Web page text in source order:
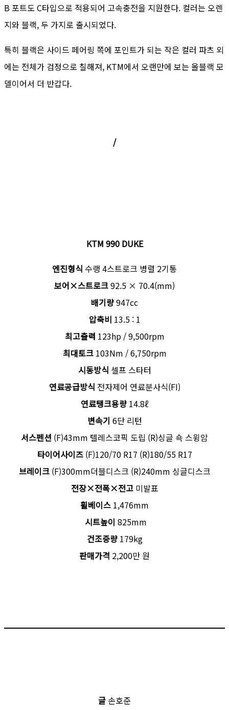
B 포트도 C타입으로 적용되어 고속충전을 지원한다. 컬러는 오렌
지와 블랙, 두 가지로 출시되었다.
특히 블랙은 사이드 페어링 쪽에 포인트가 되는 작은 컬러 파츠 외
에는 전체가 검정으로 칠해져, KTM에서 오랜만에 보는 올블랙 모
델이어서 더 반갑다.
/
KTM 990 DUKE
엔진형식 수랭 4스트로크 병렬 2기통
보어×스트로크92.5 × 70.4(mm)
배기량947cc
압축비 13.5 : 1
최고출력 123hp / 9,500rpm
최대토크 103Nm / 6,750rpm
시동방식 셀프 스타터
연료공급방식 전자제어 연료분사식(FI)
연료탱크용량 14.8ℓ
변속기 6단 리턴
서스펜션 (F)43mm 텔레스코픽 도립 (R)싱글 쇽 스윙암
타이어사이즈(F)120/70 R17 (R)180/55 R17
브레이크 (F)300mm더블디스크 (R)240mm 싱글디스크
전장×전폭×전고미발표
휠베이스 1,476mm
시트높이 825mm
건조중량 179kg
판매가격 2,200만 원
글 손호준